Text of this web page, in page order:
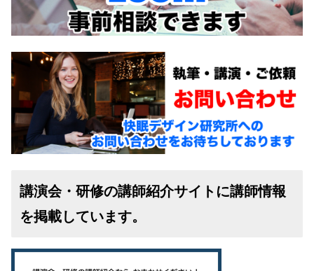
講演会・研修の講師紹介サイトに講師情報
を掲載しています。